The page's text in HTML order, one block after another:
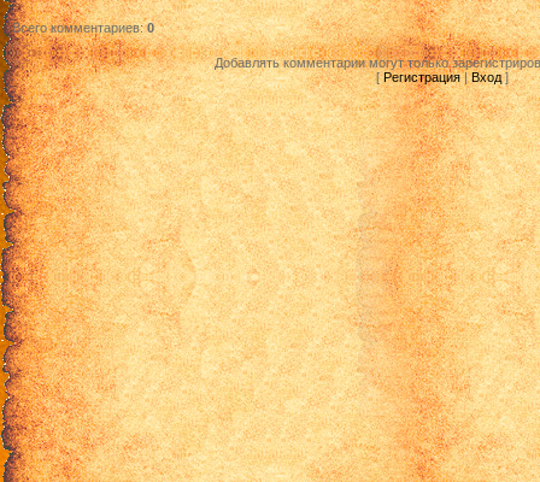
Всего комментариев:0
Добавлять комментарии могут только
[Регистрация|Вход]